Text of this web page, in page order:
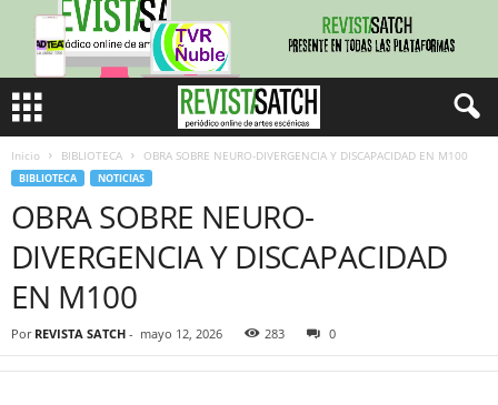
Inicio BIBLIOTECA OBRA SOBRE NEURO-DIVERGENCIA Y DISCAPACIDAD EN M100
BIBLIOTECA NOTICIAS
OBRA SOBRE NEURO-
DIVERGENCIA Y DISCAPACIDAD
EN M100
Por REVISTA SATCH - mayo 12, 2026 283 0